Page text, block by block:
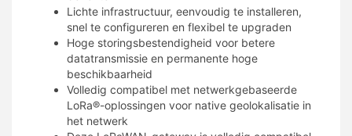
Lichte infrastructuur, eenvoudig te installeren,
snel te configureren en flexibel te upgraden
Hoge storingsbestendigheid voor betere
datatransmissie en permanente hoge
beschikbaarheid
Volledig compatibel met netwerkgebaseerde
LoRa®-oplossingen voor native geolokalisatie in
het netwerk